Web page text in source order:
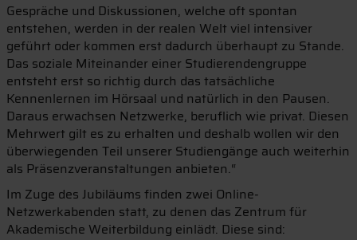
Gespräche und Diskussionen, welche oft spontan
entstehen, werden in der realen Welt viel intensiver
geführt oder kommen erst dadurch überhaupt zu Stande.
Das soziale Miteinander einer Studierendengruppe
entsteht erst so richtig durch das tatsächliche
Kennenlernen im Hörsaal und natürlich in den Pausen.
Daraus erwachsen Netzwerke, beruflich wie privat. Diesen
Mehrwert gilt es zu erhalten und deshalb wollen wir den
überwiegenden Teil unserer Studiengänge auch weiterhin
als Präsenzveranstaltungen anbieten.“
Im Zuge des Jubiläums finden zwei Online-
Netzwerkabenden statt, zu denen das Zentrum für
Akademische Weiterbildung einlädt. Diese sind: